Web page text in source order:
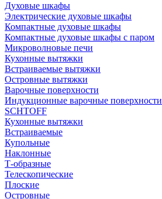
Духовые шкафы
Электрические духовые шкафы
Компактные духовые шкафы
Компактные духовые шкафы с паром
Микроволновые печи
Кухонные вытяжки
Встраиваемые вытяжки
Островные вытяжки
Варочные поверхности
Индукционные варочные поверхности
SCHTOFF
Кухонные вытяжки
Встраиваемые
Купольные
Наклонные
Т-образные
Телескопические
Плоские
Островные